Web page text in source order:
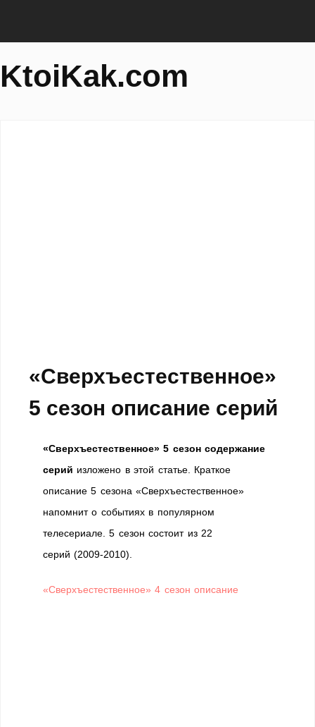
KtoiKak.com
«Сверхъестественное»
5 сезон описание серий
«Сверхъестественное» 5 сезон содержание
серий изложено в этой статье. Краткое
описание 5 сезона «Сверхъестественное»
напомнит о событиях в популярном
телесериале. 5 сезон состоит из 22
серий (2009-2010).
«Сверхъестественное» 4 сезон описание